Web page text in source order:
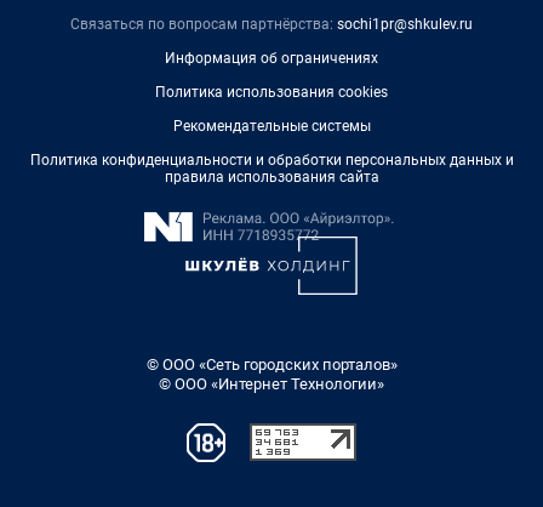
Связаться по вопросам партнёрства: sochi1pr@shkulev.ru
Информация об ограничениях
Политика использования cookies
Рекомендательные системы
Политика конфиденциальности и обработки персональных данных и
правила использования сайта
© ООО «Сеть городских порталов»
© ООО «Интернет Технологии»